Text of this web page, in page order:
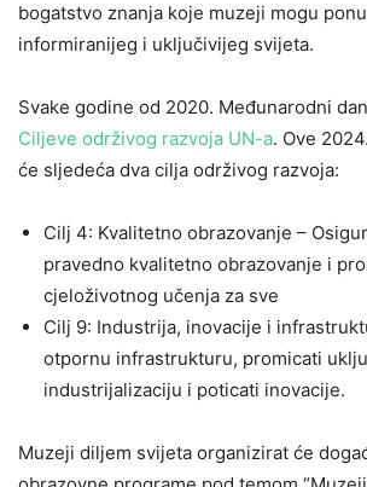
bogatstvo znanja koje muzeji mogu
informiranijeg i uključivijeg svijeta.
Svake godine od 2020. Međunarodni
Ciljeve održivog razvoja UN-a. Ove
će sljedeća dva cilja održivog razvoja:
Cilj 4: Kvalitetno obrazovanje –
pravedno kvalitetno obrazovanje i
cjeloživotnog učenja za sve
Cilj 9: Industrija, inovacije i
otpornu infrastrukturu, promicati
industrijalizaciju i poticati inovacije.
Muzeji diljem svijeta organizirat će